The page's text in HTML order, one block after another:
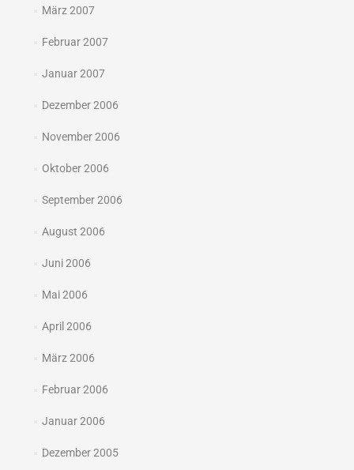
März 2007
Februar 2007
Januar 2007
Dezember 2006
November 2006
Oktober 2006
September 2006
August 2006
Juni 2006
Mai 2006
April 2006
März 2006
Februar 2006
Januar 2006
Dezember 2005